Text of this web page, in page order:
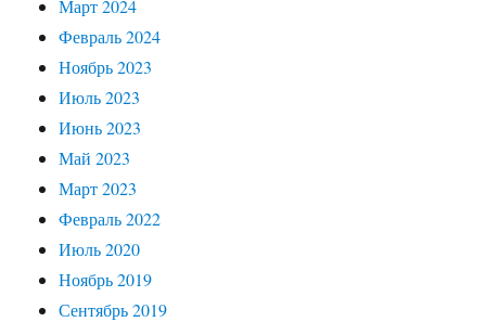
Март 2024
Февраль 2024
Ноябрь 2023
Июль 2023
Июнь 2023
Май 2023
Март 2023
Февраль 2022
Июль 2020
Ноябрь 2019
Сентябрь 2019